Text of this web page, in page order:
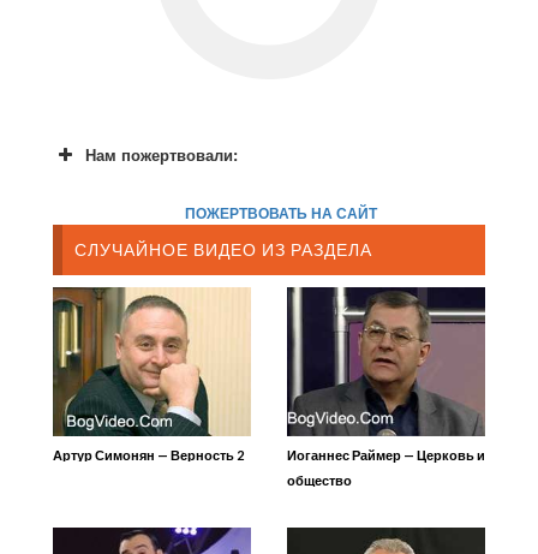
Нам пожертвовали:
ПОЖЕРТВОВАТЬ НА САЙТ
СЛУЧАЙНОЕ ВИДЕО ИЗ РАЗДЕЛА
Артур Симонян — Верность 2
Иоганнес Раймер — Церковь и
общество